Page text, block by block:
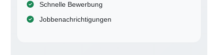
Schnelle Bewerbung
Jobbenachrichtigungen